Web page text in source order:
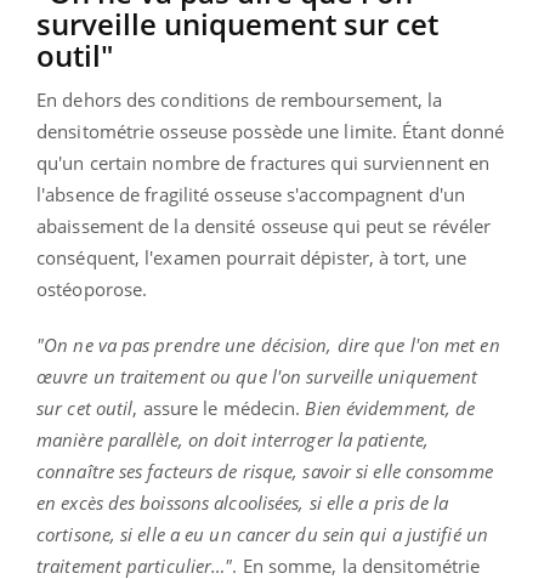
surveille uniquement sur cet
outil"
En dehors des conditions de remboursement, la
densitométrie osseuse possède une limite. Étant donné
qu'un certain nombre de fractures qui surviennent en
l'absence de fragilité osseuse s'accompagnent d'un
abaissement de la densité osseuse qui peut se révéler
conséquent, l'examen pourrait dépister, à tort, une
ostéoporose.
"On ne va pas prendre une décision, dire que l'on met en
œuvre un traitement ou que l'on surveille uniquement
sur cet outil, assure le médecin. Bien évidemment, de
manière parallèle, on doit interroger la patiente,
connaître ses facteurs de risque, savoir si elle consomme
en excès des boissons alcoolisées, si elle a pris de la
cortisone, si elle a eu un cancer du sein qui a justifié un
traitement particulier…". En somme, la densitométrie